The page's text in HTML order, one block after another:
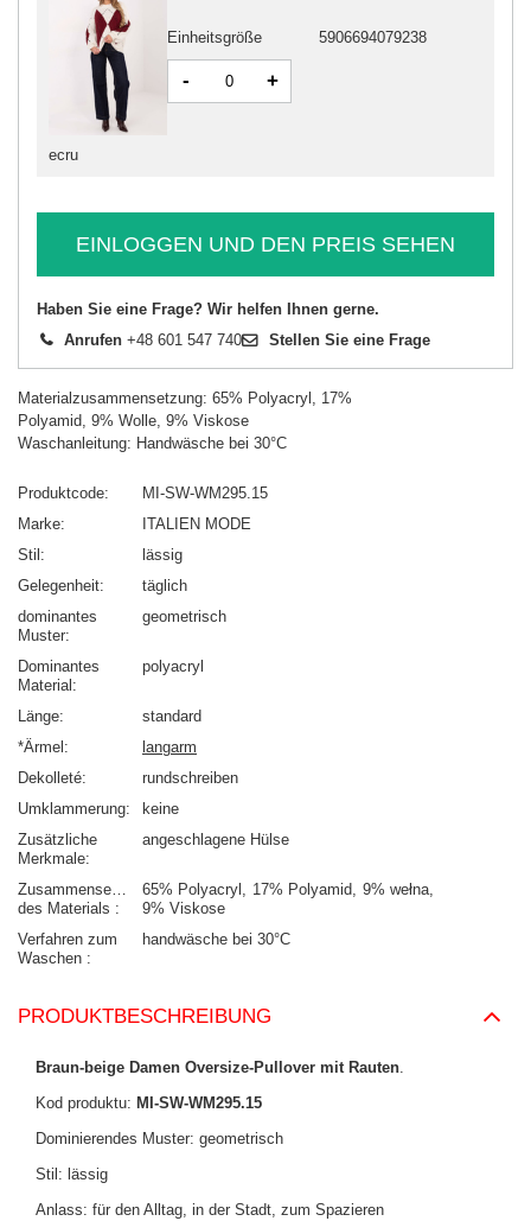
ecru
Einheitsgröße 5906694079238
- +
EINLOGGEN UND DEN PREIS SEHEN
Haben Sie eine Frage? Wir helfen Ihnen gerne.
Anrufen +48 601 547 740 Stellen Sie eine Frage
Materialzusammensetzung: 65% Polyacryl, 17%
Polyamid, 9% Wolle, 9% Viskose
Waschanleitung: Handwäsche bei 30°C
Produktcode
MI-SW-WM295.15
Marke
ITALIEN MODE
Stil
lässig
Gelegenheit
täglich
dominantes
Muster
geometrisch
Dominantes
Material
polyacryl
Länge
standard
*Ärmel
langarm
Dekolleté
rundschreiben
Umklammerung
keine
Zusätzliche
Merkmale
angeschlagene Hülse
Zusammensetzung
des Materials
65% Polyacryl 17% Polyamid
9% wełna
9% Viskose
Verfahren zum
Waschen
handwäsche bei 30°C
PRODUKTBESCHREIBUNG
Braun-beige Damen Oversize-Pullover mit Rauten.
Kod produktu: MI-SW-WM295.15
Dominierendes Muster: geometrisch
Stil: lässig
Anlass: für den Alltag, in der Stadt, zum Spazieren